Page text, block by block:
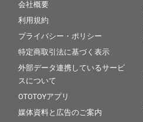
会社概要
利用規約
プライバシー・ポリシー
特定商取引法に基づく表示
外部データ連携しているサービ
スについて
OTOTOYアプリ
媒体資料と広告のご案内